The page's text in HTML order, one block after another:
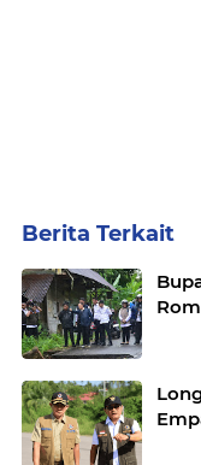
Berita Terkait